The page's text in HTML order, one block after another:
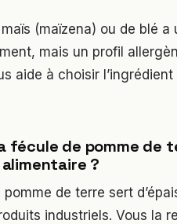
maïs (maïzena) ou de blé
mais un profil
aide à choisir
fécule de pomme
?
pomme de terre sert
industriels. Vous la